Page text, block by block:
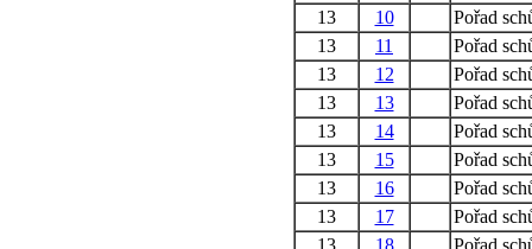
13
10
Pořad
13
11
Pořad
13
12
Pořad
13
13
Pořad
13
14
Pořad
13
15
Pořad
13
16
Pořad
13
17
Pořad
13
18
Pořad